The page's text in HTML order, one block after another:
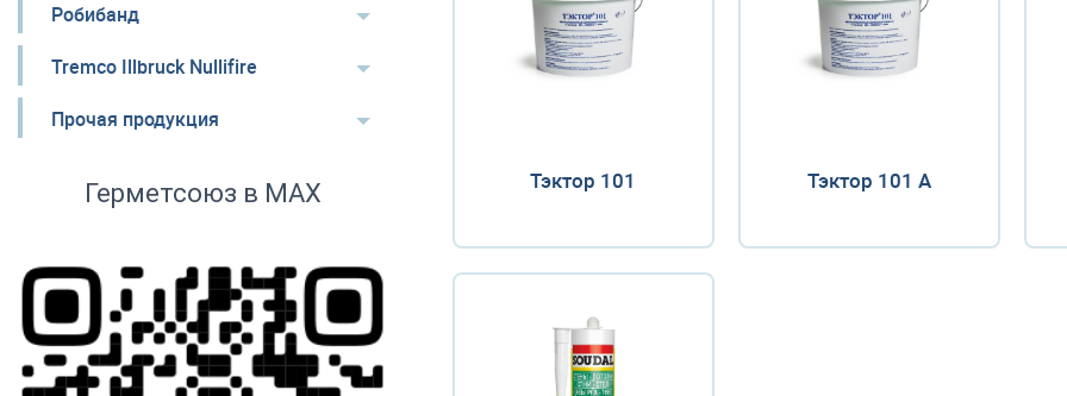
Робибанд
Tremco Illbruck Nullifire
Прочая продукция
Герметсоюз в MAX Тэктор 101 Тэктор 101 А